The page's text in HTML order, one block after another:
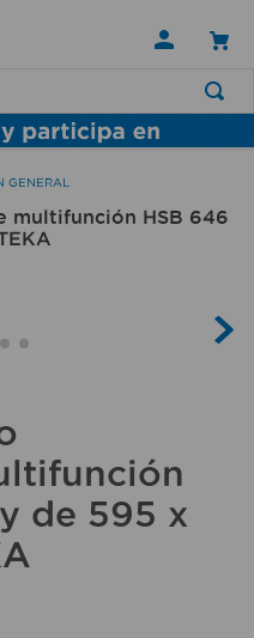
GENERAL
multifunción HSB 646
de 595 x